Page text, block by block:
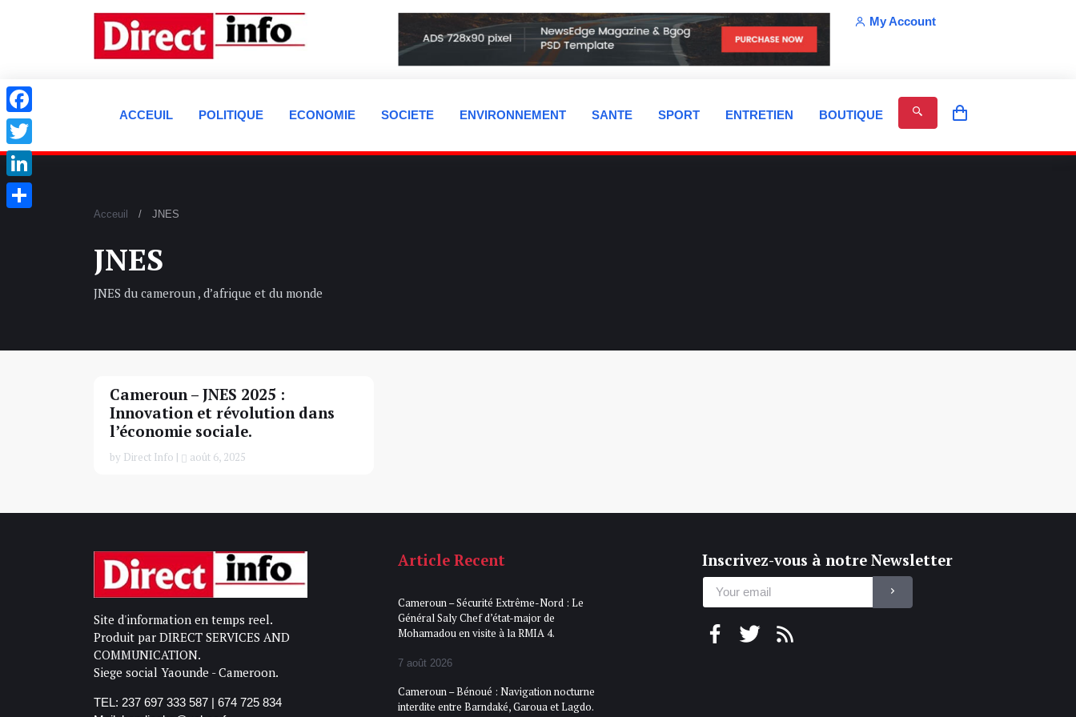
My Account
ACCEUIL POLITIQUE ECONOMIE SOCIETE ENVIRONNEMENT SANTE SPORT ENTRETIEN BOUTIQUE
Acceuil JNES
JNES
JNES du cameroun , d’afrique et du monde
Cameroun – JNES 2025 :
Innovation et révolution dans
l’économie sociale.
by Direct Info | août 6, 2025
Site d'information en temps reel.
Produit par DIRECT SERVICES AND
COMMUNICATION.
Siege social Yaounde - Cameroon.
TEL: 237 697 333 587 | 674 725 834
Article Recent
Cameroun – Sécurité Extrême-Nord : Le
Général Saly Chef d’état-major de
Mohamadou en visite à la RMIA 4.
7 août 2026
Cameroun – Bénoué : Navigation nocturne
interdite entre Barndaké, Garoua et Lagdo.
Inscrivez-vous à notre Newsletter
Facebook
Twitter
LinkedIn